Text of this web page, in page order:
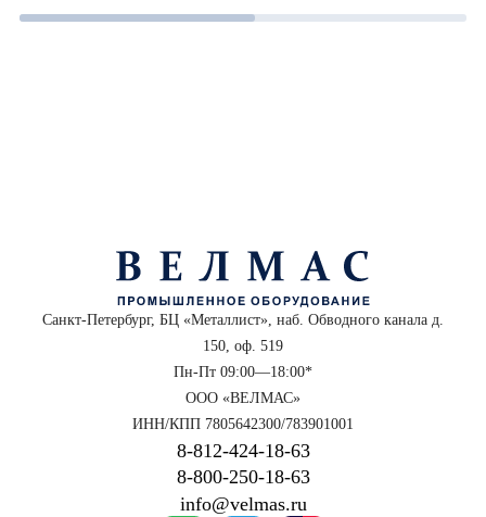
Санкт-Петербург, БЦ «Металлист», наб. Обводного канала д.
150, оф. 519
Пн-Пт 09:00—18:00*
ООО «ВЕЛМАС»
ИНН/КПП 7805642300/783901001
8‑812‑424‑18‑63
8‑800‑250‑18‑63
info@velmas.ru